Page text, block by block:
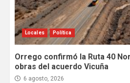
Locales Política
Orrego confirmó la Ruta 40
obras del acuerdo Vicuña
6 agosto, 2026